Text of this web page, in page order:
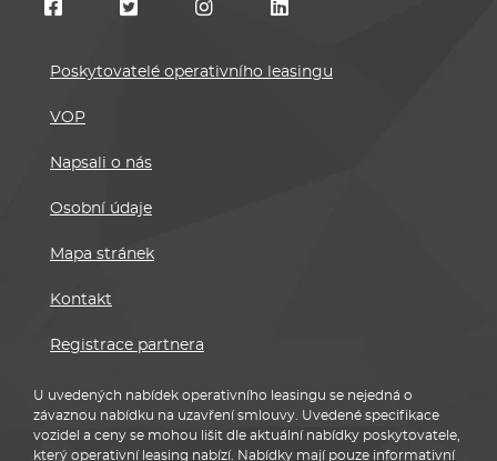
Poskytovatelé operativního leasingu
VOP
Napsali o nás
Osobní údaje
Mapa stránek
Kontakt
Registrace partnera
U uvedených nabídek operativního leasingu se nejedná o
závaznou nabídku na uzavření smlouvy. Uvedené specifikace
vozidel a ceny se mohou lišit dle aktuální nabídky poskytovatele,
který operativní leasing nabízí. Nabídky mají pouze informativní